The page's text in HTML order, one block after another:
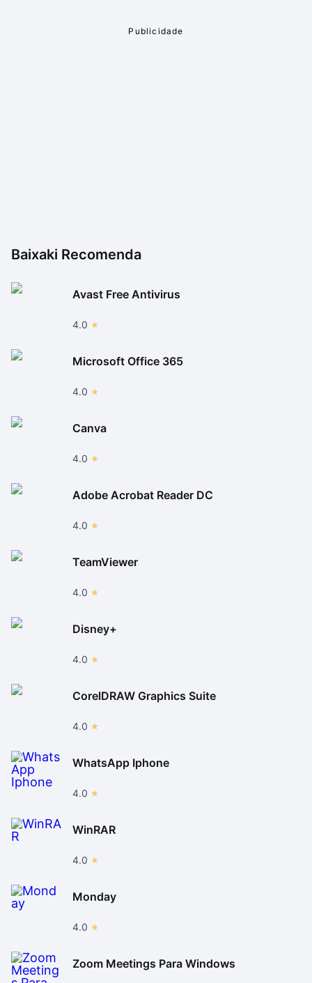
Baixaki Recomenda
Avast Free Antivirus
4.0
Microsoft Office 365
4.0
Canva
4.0
Adobe Acrobat Reader DC
4.0
TeamViewer
4.0
Disney+
4.0
CorelDRAW Graphics Suite
4.0
WhatsApp Iphone
4.0
WinRAR
4.0
Monday
4.0
Zoom Meetings Para Windows